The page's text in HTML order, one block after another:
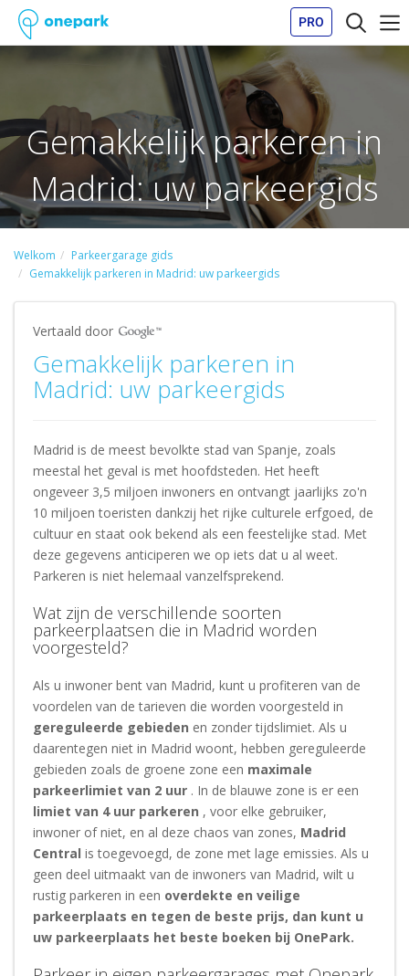
PRO
Gemakkelijk parkeren in
Madrid: uw parkeergids
Welkom
Parkeergarage gids
Gemakkelijk parkeren in Madrid: uw parkeergids
Vertaald door
Gemakkelijk parkeren in
Madrid: uw parkeergids
Madrid is de meest bevolkte stad van Spanje, zoals
meestal het geval is met hoofdsteden. Het heeft
ongeveer 3,5 miljoen inwoners en ontvangt jaarlijks zo'n
10 miljoen toeristen dankzij het rijke culturele erfgoed, de
cultuur en staat ook bekend als een feestelijke stad. Met
deze gegevens anticiperen we op iets dat u al weet.
Parkeren is niet helemaal vanzelfsprekend.
Wat zijn de verschillende soorten
parkeerplaatsen die in Madrid worden
voorgesteld?
Als u inwoner bent van Madrid, kunt u profiteren van de
voordelen van de tarieven die worden voorgesteld in
gereguleerde gebieden en zonder tijdslimiet. Als u
daarentegen niet in Madrid woont, hebben gereguleerde
gebieden zoals de groene zone een maximale
parkeerlimiet van 2 uur . In de blauwe zone is er een
limiet van 4 uur parkeren , voor elke gebruiker,
inwoner of niet, en al deze chaos van zones, Madrid
Central is toegevoegd, de zone met lage emissies. Als u
geen deel uitmaakt van de inwoners van Madrid, wilt u
rustig parkeren in een overdekte en veilige
parkeerplaats en tegen de beste prijs, dan kunt u
uw parkeerplaats het beste boeken bij OnePark.